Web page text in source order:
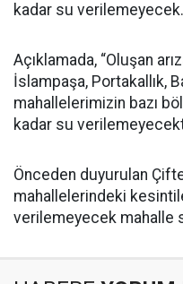
kadar su verilemeyecek.
Açıklamada, “Oluşan
İslampaşa, Portakallık,
mahallelerimizin bazı
kadar su
Önceden duyurulan
mahallelerindeki
verilemeyecek mahalle